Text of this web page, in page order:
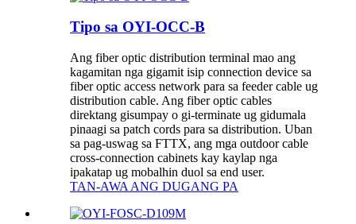
Tipo sa OYI-OCC-B
Ang fiber optic distribution terminal mao ang
kagamitan nga gigamit isip connection device sa
fiber optic access network para sa feeder cable ug
distribution cable. Ang fiber optic cables
direktang gisumpay o gi-terminate ug gidumala
pinaagi sa patch cords para sa distribution. Uban
sa pag-uswag sa FTTX, ang mga outdoor cable
cross-connection cabinets kay kaylap nga
ipakatap ug mobalhin duol sa end user.
TAN-AWA ANG DUGANG PA